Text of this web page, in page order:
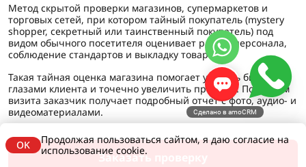
Метод скрытой проверки магазинов, супермаркетов и
торговых сетей, при котором тайный покупатель (mystery
shopper, секретный или таинственный покупатель) под
видом обычного посетителя оценивает работу персонала,
соблюдение стандартов и выкладку товара.
Такая тайная оценка магазина помогает увидеть бизнес
глазами клиента и точечно увеличить продажи. По итогам
визита заказчик получает подробный отчет с фото, аудио- и
видеоматериалами.
Заказать проверку
OK
Продолжая пользоваться сайтом, я даю согласие на
использование cookie.
Сделано в amoCRM